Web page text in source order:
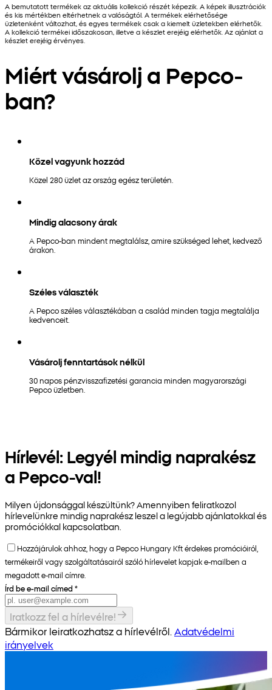
A bemutatott termékek az aktuális kollekció részét képezik. A képek illusztrációk
és kis mértékben eltérhetnek a valóságtól. A termékek elérhetősége
üzletenként változhat, és egyes termékek csak a kiemelt üzletekben elérhetők.
A kollekció termékei időszakosan, illetve a készlet erejéig elérhetők. Az ajánlat a
készlet erejéig érvényes.
Miért vásárolj a Pepco-
ban?
Közel vagyunk hozzád
Közel 280 üzlet az ország egész területén.
Mindig alacsony árak
A Pepco-ban mindent megtalálsz, amire szükséged lehet, kedvező
árakon.
Széles választék
A Pepco széles választékában a család minden tagja megtalálja
kedvenceit.
Vásárolj fenntartások nélkül
30 napos pénzvisszafizetési garancia minden magyarországi
Pepco üzletben.
Hírlevél: Legyél mindig naprakész
a Pepco-val!
Milyen újdonsággal készültünk? Amennyiben feliratkozol
hírlevelünkre mindig naprakész leszel a legújabb ajánlatokkal és
promóciókkal kapcsolatban.
Hozzájárulok ahhoz, hogy a Pepco Hungary Kft érdekes promócióiról,
termékeiről vagy szolgáltatásairól szóló hírlevelet kapjak e-mailben a
megadott e-mail címre.
Írd be e-mail címed *
Iratkozz fel a hírlevélre!
Bármikor leiratkozhatsz a hírlevélről.Adatvédelmi
irányelvek